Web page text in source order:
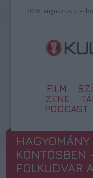
2026. augusztus 7. –
FILM
ZENE
PODCAST
KÖNTÖSBEN
FOLKUDVAR